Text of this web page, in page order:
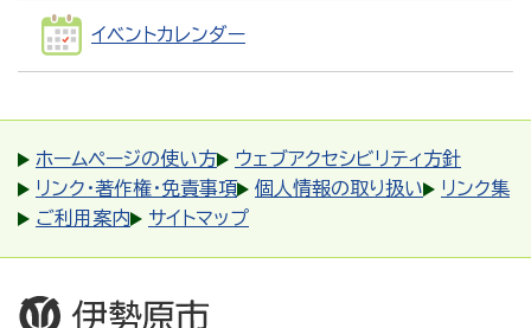
イベントカレンダー
ホームページの使い方
ウェブアクセシビリティ方針
リンク・著作権・免責事項
個人情報の取り扱い
リンク集
ご利用案内
サイトマップ